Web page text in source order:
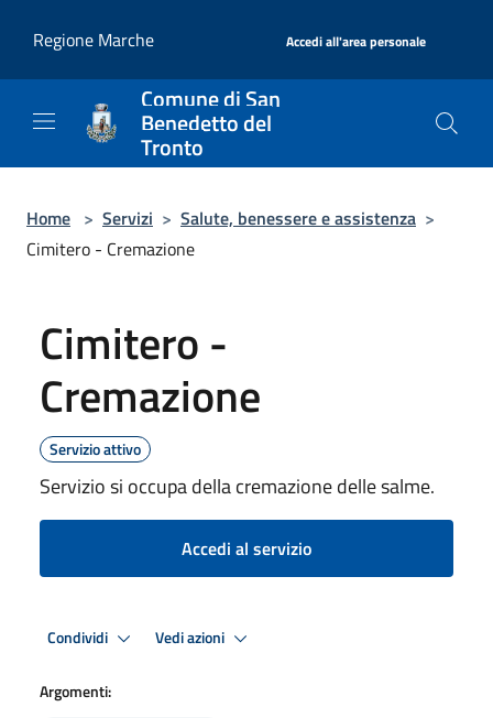
Regione Marche
Accedi all'area personale
Comune di San
Benedetto del
Tronto
Home > Servizi > Salute, benessere e assistenza >
Cimitero - Cremazione
Cimitero -
Cremazione
Servizio attivo
Servizio si occupa della cremazione delle salme.
Accedi al servizio
Condividi Vedi azioni
Argomenti: